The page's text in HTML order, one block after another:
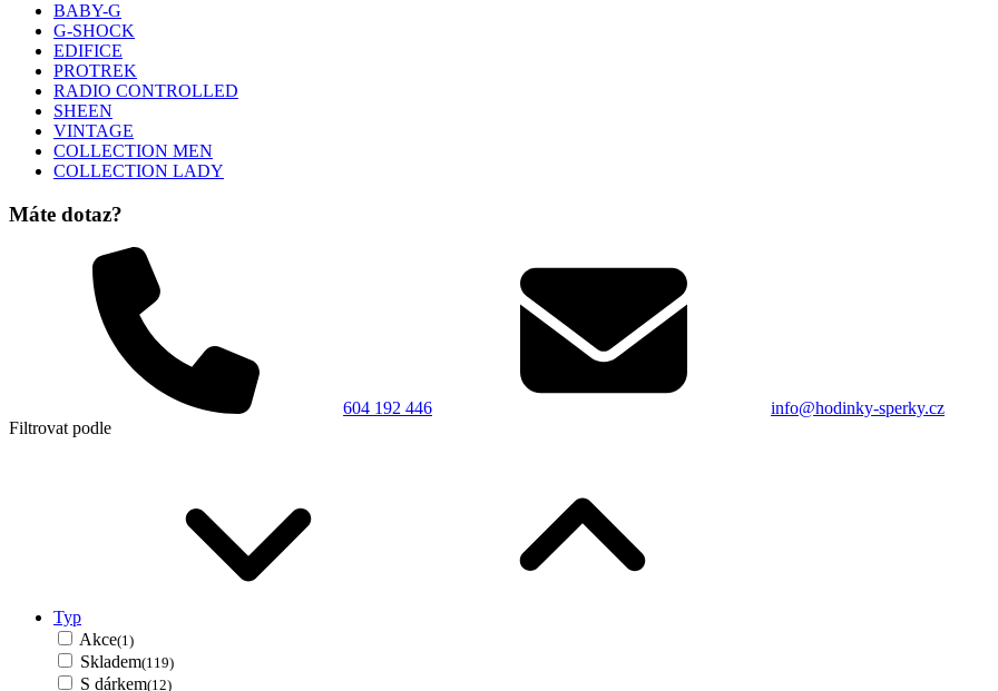
BABY-G
G-SHOCK
EDIFICE
PROTREK
RADIO CONTROLLED
SHEEN
VINTAGE
COLLECTION MEN
COLLECTION LADY
Máte dotaz?
604 192 446
info@hodinky-sperky.cz
Filtrovat podle
Typ
Akce(1)
Skladem(119)
S dárkem(12)